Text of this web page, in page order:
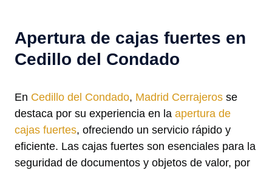
Apertura de cajas fuertes en
Cedillo del Condado
En Cedillo del Condado, Madrid Cerrajeros se
destaca por su experiencia en la apertura de
cajas fuertes, ofreciendo un servicio rápido y
eficiente. Las cajas fuertes son esenciales para la
seguridad de documentos y objetos de valor, por